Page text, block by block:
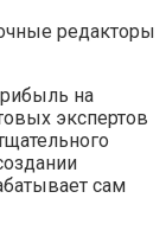
редакторы
на
экспертов
сам